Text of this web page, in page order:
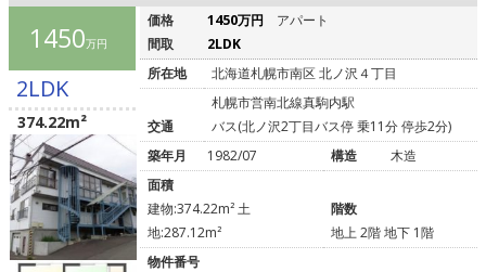
1450万円
2LDK
374.22m²
価格 1450万円
アパート
間取
2LDK
所在地
北海道札幌市南区 北ノ沢４丁目
交通
札幌市営南北線真駒内駅
バス(北ノ沢2丁目バス停 乗11分 停歩2分)
築年月
1982/07 構造
木造
面積
建物:374.22m² 土
地:287.12m²
階数
地上 2階 地下 1階
物件番号